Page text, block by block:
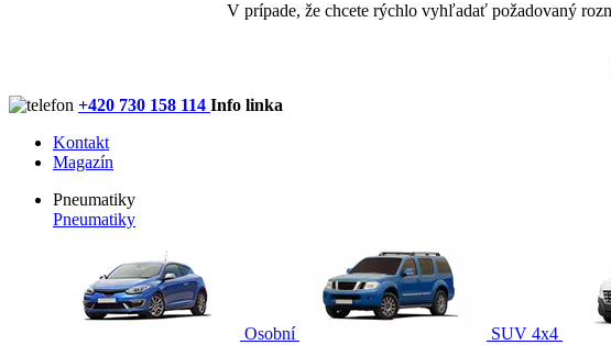
V prípade, že chcete rýchlo vyhľadať požadovaný
+420 730 158 114 Info linka
Kontakt
Magazín
Pneumatiky
Pneumatiky
Osobní SUV 4x4